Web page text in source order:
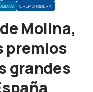
GRUPO RIBERA
Molina,
premios
grandes